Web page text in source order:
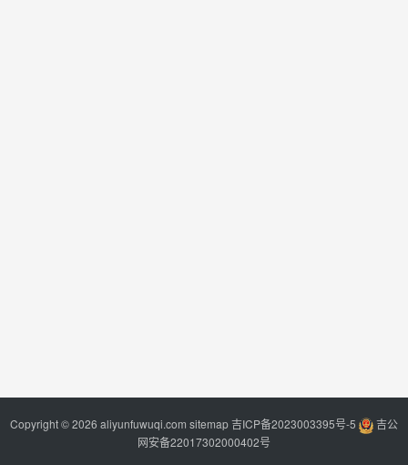
Copyright © 2026 aliyunfuwuqi.com sitemap吉ICP备2023003395号-5
吉公
网安备22017302000402号